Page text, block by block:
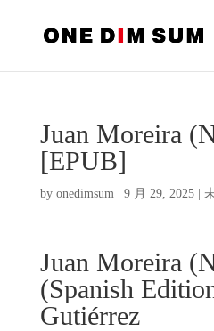
Juan Moreira
[EPUB]
by onedimsum| 9 月 29, 2025|
Juan Moreira
(Spanish
Gutiérrez